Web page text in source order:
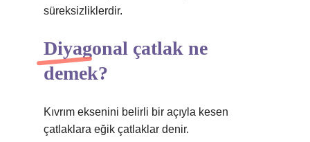
süreksizliklerdir.
Diyagonal çatlak ne
demek?
Kıvrım eksenini belirli bir açıyla kesen
çatlaklara eğik çatlaklar denir.